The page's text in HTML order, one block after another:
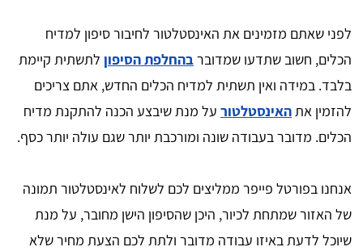
לפני שאתם מזמינים את האינסטלטור לחיבור סיפון למדיח
הכלים, חשוב שתדעו שמדוברבהחלפת הסיפון לתשתית קיימת
בלבד. במידה ואין תשתית למדיח הכלים החדש, אתם צריכים
להזמין אתהאינסטלטור על מנת שיבצע הכנה להתקנת מדיח
הכלים. מדובר בעבודה שונה ומורכבת יותר שגם עולה יותר כסף.
אנחנו בפורטל פייפר ממליצים לכם לשלוח לאינסטלטור תמונה
של האזור שמתחת לכיור, היכן שהסיפון הישן מחובר, על מנת
שיוכל לדעת באיזו עבודה מדובר ולתת לכם הצעת מחיר שלא